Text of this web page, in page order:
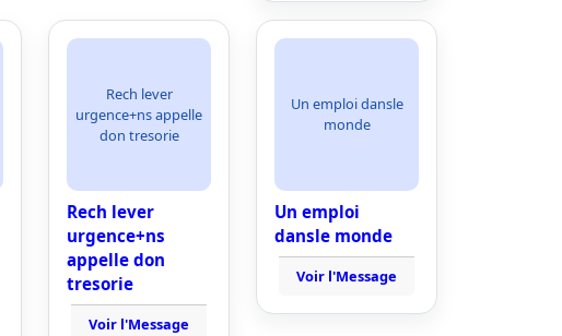
Rech lever
urgence+ns appelle
don tresorie
Rech lever
urgence+ns
appelle don
tresorie
Voir l'Message
Un emploi dansle
monde
Un emploi
dansle monde
Voir l'Message